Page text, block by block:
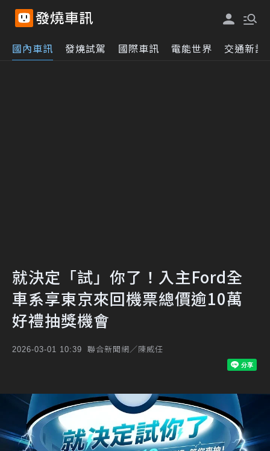
國內車訊 發燒試駕 國際車訊 電能世界 交通新訊
就決定「試」你了！入主Ford全
車系享東京來回機票總價逾10萬
好禮抽獎機會
2026-03-01 10:39 聯合新聞網／陳威任